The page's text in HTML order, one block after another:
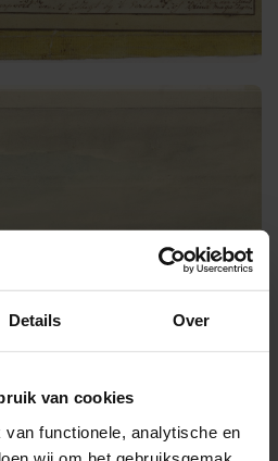
Details Over
van cookies
functionele, analytische en